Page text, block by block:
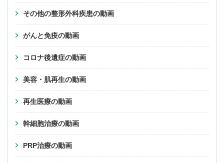
その他の整形外科疾患の動画
がんと免疫の動画
コロナ後遺症の動画
美容・肌再生の動画
再生医療の動画
幹細胞治療の動画
PRP治療の動画